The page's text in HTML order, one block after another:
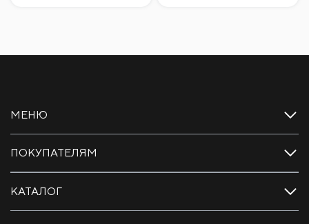
КАТАЛОГ
ПОКУПАТЕЛЯМ
МЕНЮ